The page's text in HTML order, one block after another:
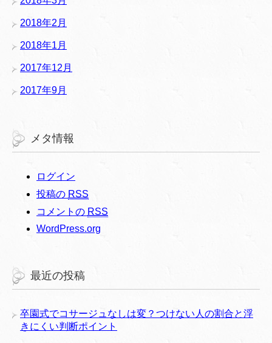
2018年2月
2018年1月
2017年12月
2017年9月
メタ情報
ログイン
投稿の RSS
コメントの RSS
WordPress.org
最近の投稿
卒園式でコサージュなしは変？つけない人の割合と浮
きにくい判断ポイント